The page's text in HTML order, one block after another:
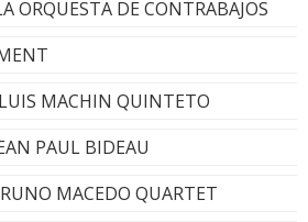
ORQUESTA DE CONTRABAJOS
MACHIN QUINTETO
PAUL BIDEAU
MACEDO QUARTET